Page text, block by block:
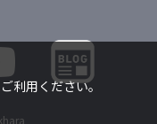
利用ください。